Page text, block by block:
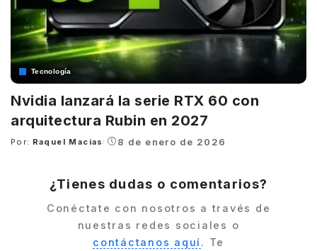
Tecnología
Nvidia lanzará la serie RTX 60 con
arquitectura Rubin en 2027
Posted
Por: Raquel Macias 8 de enero de 2026
¿Tienes dudas o comentarios?
Conéctate con nosotros a través de
nuestras redes sociales o
contáctanos aquí. Te